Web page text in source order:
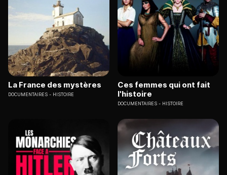
La France des mystères
DOCUMENTAIRES HISTOIRE
Ces femmes qui ont fait
l'histoire
DOCUMENTAIRES HISTOIRE